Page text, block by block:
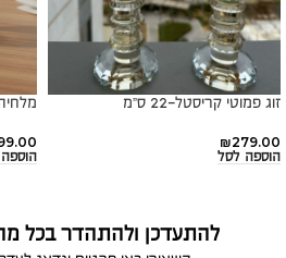
זוג פמוטי קריסטל-22 ס”מ
₪279.00
הוספה לסל
להתעדכן ולהתהדר בכל